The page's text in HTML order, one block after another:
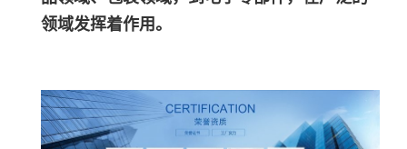
领域发挥着作用。